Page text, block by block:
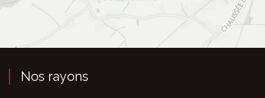
Nos rayons